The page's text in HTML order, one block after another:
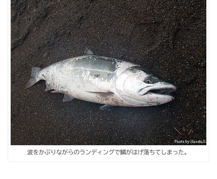
波をかぶりながらのランディングで鱗がはげ落ちてしまった。